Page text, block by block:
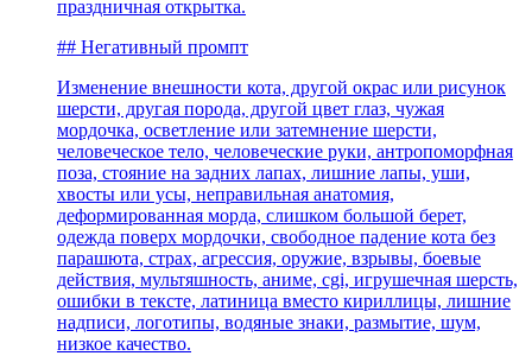
праздничная открытка.
## Негативный промпт
Изменение внешности кота, другой окрас или рисунок
шерсти, другая порода, другой цвет глаз, чужая
мордочка, осветление или затемнение шерсти,
человеческое тело, человеческие руки, антропоморфная
поза, стояние на задних лапах, лишние лапы, уши,
хвосты или усы, неправильная анатомия,
деформированная морда, слишком большой берет,
одежда поверх мордочки, свободное падение кота без
парашюта, страх, агрессия, оружие, взрывы, боевые
действия, мультяшность, аниме, cgi, игрушечная шерсть,
ошибки в тексте, латиница вместо кириллицы, лишние
надписи, логотипы, водяные знаки, размытие, шум,
низкое качество.